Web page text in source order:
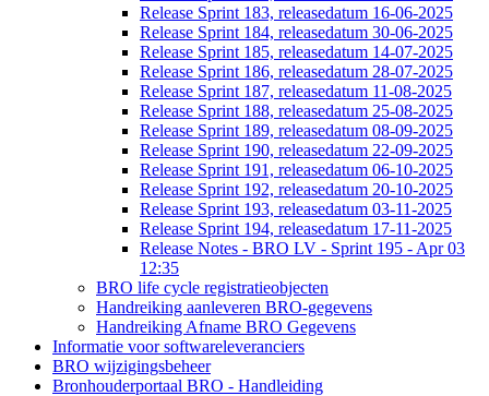
Release Sprint 183, releasedatum 16-06-2025
Release Sprint 184, releasedatum 30-06-2025
Release Sprint 185, releasedatum 14-07-2025
Release Sprint 186, releasedatum 28-07-2025
Release Sprint 187, releasedatum 11-08-2025
Release Sprint 188, releasedatum 25-08-2025
Release Sprint 189, releasedatum 08-09-2025
Release Sprint 190, releasedatum 22-09-2025
Release Sprint 191, releasedatum 06-10-2025
Release Sprint 192, releasedatum 20-10-2025
Release Sprint 193, releasedatum 03-11-2025
Release Sprint 194, releasedatum 17-11-2025
Release Notes - BRO LV - Sprint 195 - Apr 03
12:35
BRO life cycle registratieobjecten
Handreiking aanleveren BRO-gegevens
Handreiking Afname BRO Gegevens
Informatie voor softwareleveranciers
BRO wijzigingsbeheer
Bronhouderportaal BRO - Handleiding